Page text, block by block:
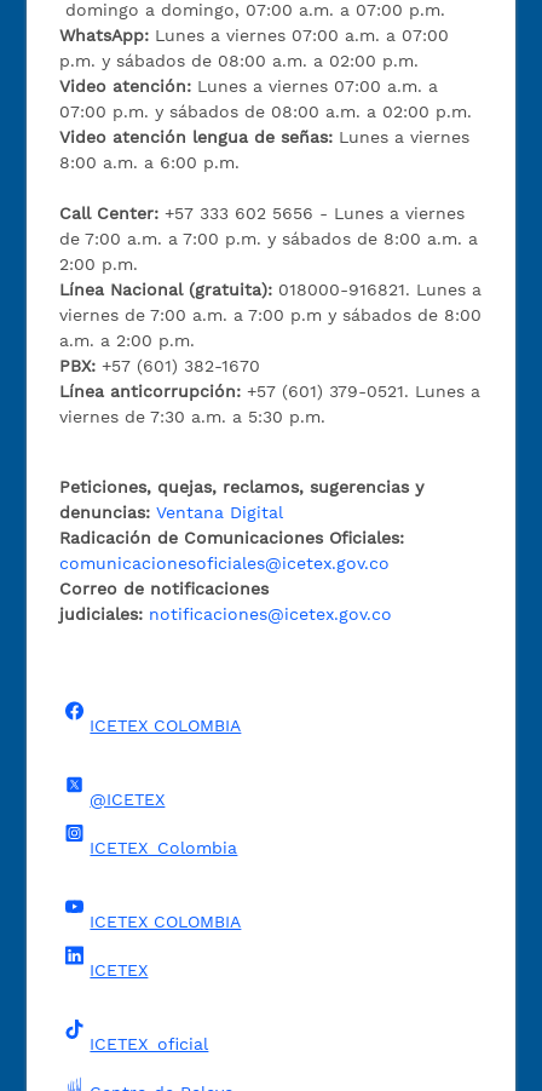
domingo a domingo, 07:00 a.m. a 07:00 p.m.
WhatsApp: Lunes a viernes 07:00 a.m. a 07:00
p.m. y sábados de 08:00 a.m. a 02:00 p.m.
Video atención: Lunes a viernes 07:00 a.m. a
07:00 p.m. y sábados de 08:00 a.m. a 02:00 p.m.
Video atención lengua de señas: Lunes a viernes
8:00 a.m. a 6:00 p.m.
Call Center:+57 333 602 5656 - Lunes a viernes
de 7:00 a.m. a 7:00 p.m. y sábados de 8:00 a.m. a
2:00 p.m.
Línea Nacional (gratuita): 018000-916821. Lunes a
viernes de 7:00 a.m. a 7:00 p.m y sábados de 8:00
a.m. a 2:00 p.m.
PBX:+57 (601) 382-1670
Línea anticorrupción:+57 (601) 379-0521. Lunes a
viernes de 7:30 a.m. a 5:30 p.m.
Peticiones, quejas, reclamos, sugerencias y
denuncias: Ventana Digital
Radicación de Comunicaciones Oficiales:
comunicacionesoficiales@icetex.gov.co
Correo de notificaciones
judiciales: notificaciones@icetex.gov.co
ICETEX COLOMBIA
@ICETEX
ICETEX_Colombia
ICETEX COLOMBIA
ICETEX
ICETEX_oficial